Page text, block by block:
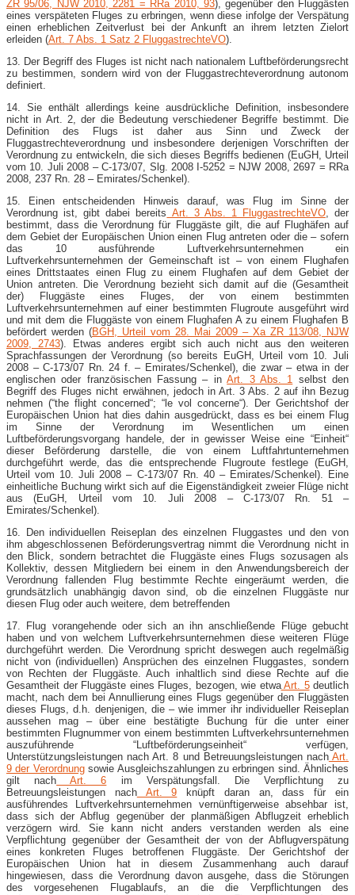
ZR 95/06, NJW 2010, 2281 = RRa 2010, 93), gegenüber den Fluggästen
eines verspäteten Fluges zu erbringen, wenn diese infolge der Verspätung
einen erheblichen Zeitverlust bei der Ankunft an ihrem letzten Zielort
erleiden (Art. 7 Abs. 1 Satz 2 FluggastrechteVO).
13. Der Begriff des Fluges ist nicht nach nationalem Luftbeförderungsrecht
zu bestimmen, sondern wird von der Fluggastrechteverordnung autonom
definiert.
14. Sie enthält allerdings keine ausdrückliche Definition, insbesondere
nicht in Art. 2, der die Bedeutung verschiedener Begriffe bestimmt. Die
Definition des Flugs ist daher aus Sinn und Zweck der
Fluggastrechteverordnung und insbesondere derjenigen Vorschriften der
Verordnung zu entwickeln, die sich dieses Begriffs bedienen (EuGH, Urteil
vom 10. Juli 2008 – C-173/07, Slg. 2008 I-5252 = NJW 2008, 2697 = RRa
2008, 237 Rn. 28 – Emirates/Schenkel).
15. Einen entscheidenden Hinweis darauf, was Flug im Sinne der
Verordnung ist, gibt dabei bereits Art. 3 Abs. 1 FluggastrechteVO, der
bestimmt, dass die Verordnung für Fluggäste gilt, die auf Flughäfen auf
dem Gebiet der Europäischen Union einen Flug antreten oder die – sofern
das 10 ausführende Luftverkehrsunternehmen ein
Luftverkehrsunternehmen der Gemeinschaft ist – von einem Flughafen
eines Drittstaates einen Flug zu einem Flughafen auf dem Gebiet der
Union antreten. Die Verordnung bezieht sich damit auf die (Gesamtheit
der) Fluggäste eines Fluges, der von einem bestimmten
Luftverkehrsunternehmen auf einer bestimmten Flugroute ausgeführt wird
und mit dem die Fluggäste von einem Flughafen A zu einem Flughafen B
befördert werden (BGH, Urteil vom 28. Mai 2009 – Xa ZR 113/08, NJW
2009, 2743). Etwas anderes ergibt sich auch nicht aus den weiteren
Sprachfassungen der Verordnung (so bereits EuGH, Urteil vom 10. Juli
2008 – C-173/07 Rn. 24 f. – Emirates/Schenkel), die zwar – etwa in der
englischen oder französischen Fassung – inArt. 3 Abs. 1
selbst den
Begriff des Fluges nicht erwähnen, jedoch in Art. 3 Abs. 2 auf ihn Bezug
nehmen (“the flight concerned“; “le vol concerne“). Der Gerichtshof der
Europäischen Union hat dies dahin ausgedrückt, dass es bei einem Flug
im Sinne der Verordnung im Wesentlichen um einen
Luftbeförderungsvorgang handele, der in gewisser Weise eine “Einheit“
dieser Beförderung darstelle, die von einem Luftfahrtunternehmen
durchgeführt werde, das die entsprechende Flugroute festlege (EuGH,
Urteil vom 10. Juli 2008 – C-173/07 Rn. 40 – Emirates/Schenkel). Eine
einheitliche Buchung wirkt sich auf die Eigenständigkeit zweier Flüge nicht
aus (EuGH, Urteil vom 10. Juli 2008 – C-173/07 Rn. 51 –
Emirates/Schenkel).
16. Den individuellen Reiseplan des einzelnen Fluggastes und den von
ihm abgeschlossenen Beförderungsvertrag nimmt die Verordnung nicht in
den Blick, sondern betrachtet die Fluggäste eines Flugs sozusagen als
Kollektiv, dessen Mitgliedern bei einem in den Anwendungsbereich der
Verordnung fallenden Flug bestimmte Rechte eingeräumt werden, die
grundsätzlich unabhängig davon sind, ob die einzelnen Fluggäste nur
diesen Flug oder auch weitere, dem betreffenden
17. Flug vorangehende oder sich an ihn anschließende Flüge gebucht
haben und von welchem Luftverkehrsunternehmen diese weiteren Flüge
durchgeführt werden. Die Verordnung spricht deswegen auch regelmäßig
nicht von (individuellen) Ansprüchen des einzelnen Fluggastes, sondern
von Rechten der Fluggäste. Auch inhaltlich sind diese Rechte auf die
Gesamtheit der Fluggäste eines Fluges, bezogen, wie etwaArt. 5deutlich
macht, nach dem bei Annullierung eines Flugs gegenüber den Fluggästen
dieses Flugs, d.h. denjenigen, die – wie immer ihr individueller Reiseplan
aussehen mag – über eine bestätigte Buchung für die unter einer
bestimmten Flugnummer von einem bestimmten Luftverkehrsunternehmen
auszuführende “Luftbeförderungseinheit“ verfügen,
Unterstützungsleistungen nach Art. 8 und Betreuungsleistungen nachArt.
9 der Verordnungsowie Ausgleichszahlungen zu erbringen sind. Ähnliches
gilt nach Art. 6 im Verspätungsfall. Die Verpflichtung zu
Betreuungsleistungen nachArt. 9 knüpft daran an, dass für ein
ausführendes Luftverkehrsunternehmen vernünftigerweise absehbar ist,
dass sich der Abflug gegenüber der planmäßigen Abflugzeit erheblich
verzögern wird. Sie kann nicht anders verstanden werden als eine
Verpflichtung gegenüber der Gesamtheit der von der Abflugverspätung
eines konkreten Fluges betroffenen Fluggäste. Der Gerichtshof der
Europäischen Union hat in diesem Zusammenhang auch darauf
hingewiesen, dass die Verordnung davon ausgehe, dass die Störungen
des vorgesehenen Flugablaufs, an die die Verpflichtungen des